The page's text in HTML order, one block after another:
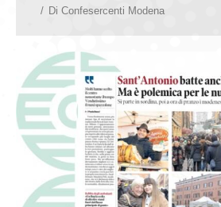
Di Confesercenti Modena